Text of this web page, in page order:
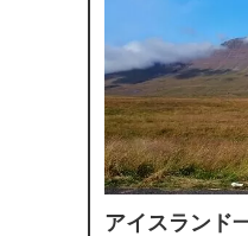
アイスランド